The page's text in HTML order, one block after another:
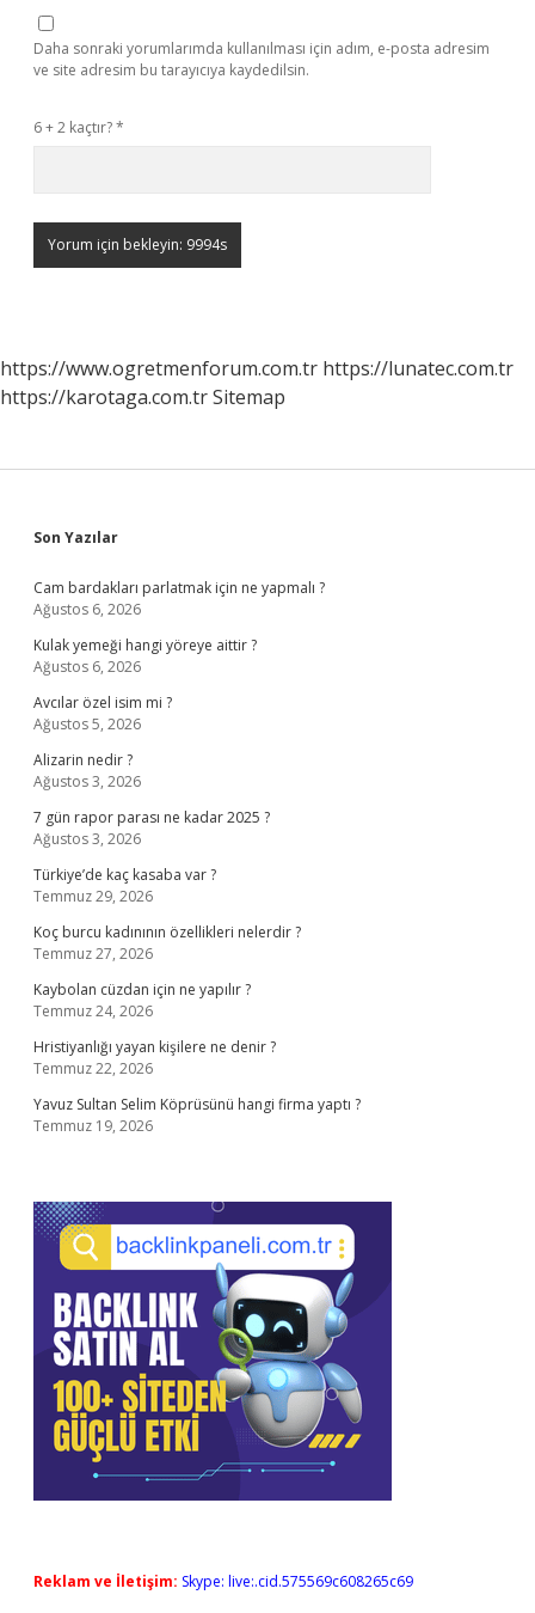
Daha sonraki yorumlarımda kullanılması için adım, e-posta adresim
ve site adresim bu tarayıcıya kaydedilsin.
6 + 2 kaçtır?*
https://www.ogretmenforum.com.tr https://lunatec.com.tr
https://karotaga.com.trSitemap
Sidebar
Son Yazılar
Cam bardakları parlatmak için ne yapmalı ?
Ağustos 6, 2026
Kulak yemeği hangi yöreye aittir ?
Ağustos 6, 2026
Avcılar özel isim mi ?
Ağustos 5, 2026
Alizarin nedir ?
Ağustos 3, 2026
7 gün rapor parası ne kadar 2025 ?
Ağustos 3, 2026
Türkiye’de kaç kasaba var ?
Temmuz 29, 2026
Koç burcu kadınının özellikleri nelerdir ?
Temmuz 27, 2026
Kaybolan cüzdan için ne yapılır ?
Temmuz 24, 2026
Hristiyanlığı yayan kişilere ne denir ?
Temmuz 22, 2026
Yavuz Sultan Selim Köprüsünü hangi firma yaptı ?
Temmuz 19, 2026
Reklam ve İletişim: Skype: live:.cid.575569c608265c69